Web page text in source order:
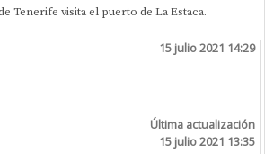
Tenerife visita el puerto de La Estaca.
15 julio 2021 14:29
Última actualización
15 julio 2021 13:35